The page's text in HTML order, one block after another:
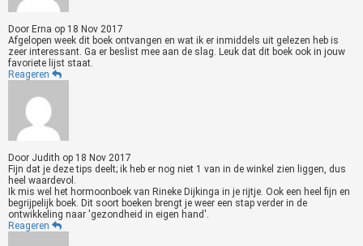
Door Erna op 18 Nov 2017
Afgelopen week dit boek ontvangen en wat ik er inmiddels uit gelezen heb is
zeer interessant. Ga er beslist mee aan de slag. Leuk dat dit boek ook in jouw
favoriete lijst staat.
Reageren
Door Judith op 18 Nov 2017
Fijn dat je deze tips deelt; ik heb er nog niet 1 van in de winkel zien liggen, dus
heel waardevol.
Ik mis wel het hormoonboek van Rineke Dijkinga in je rijtje. Ook een heel fijn en
begrijpelijk boek. Dit soort boeken brengt je weer een stap verder in de
ontwikkeling naar 'gezondheid in eigen hand'.
Reageren